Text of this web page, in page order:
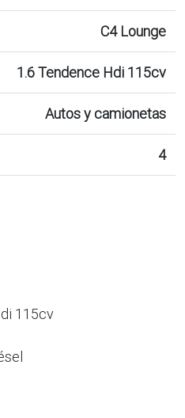
C4 Lounge
1.6 Tendence Hdi 115cv
Autos y camionetas
4
115cv